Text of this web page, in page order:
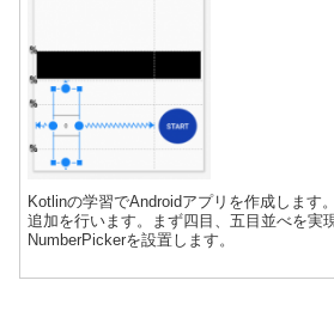
Kotlinの学習でAndroidアプリを作成します
追加を行います。まず四目、五目並べを実
NumberPickerを設置します。